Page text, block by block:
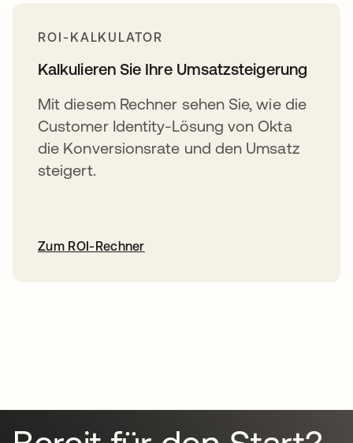
ROI-KALKULATOR
Kalkulieren Sie Ihre Umsatzsteigerung
Mit diesem Rechner sehen Sie, wie die
Customer Identity-Lösung von Okta
die Konversionsrate und den Umsatz
steigert.
Zum ROI-Rechner